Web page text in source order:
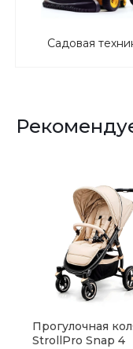
Садовая
Прогулочная
StrollPro Snap 4